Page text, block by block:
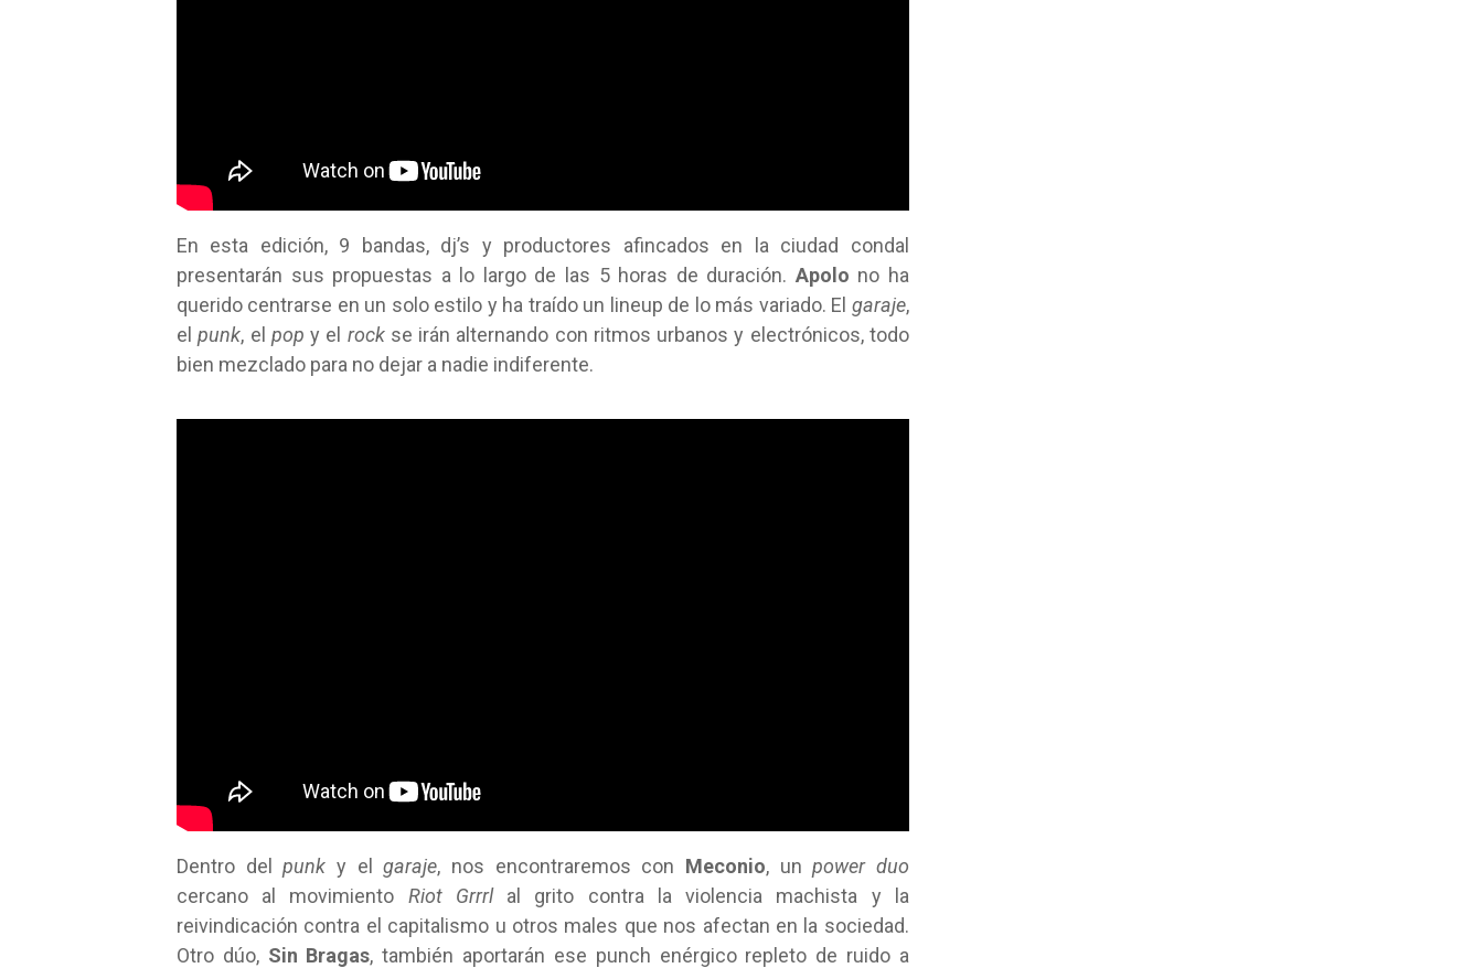
En esta edición, 9 bandas, dj’s y productores afincados en la ciudad condal
presentarán sus propuestas a lo largo de las 5 horas de duración. Apolo no ha
querido centrarse en un solo estilo y ha traído un lineup de lo más variado. El garaje,
elpunk, el pop y el rockse irán alternando con ritmos urbanos y electrónicos, todo
bien mezclado para no dejar a nadie indiferente.
Dentro delpunk y elgaraje, nos encontraremos con Meconio, unpower duo
cercano al movimiento Riot Grrrlal grito contra la violencia machista y la
reivindicación contra el capitalismo u otros males que nos afectan en la sociedad.
Otro dúo, Sin Bragas, también aportarán ese punch enérgico repleto de ruido a